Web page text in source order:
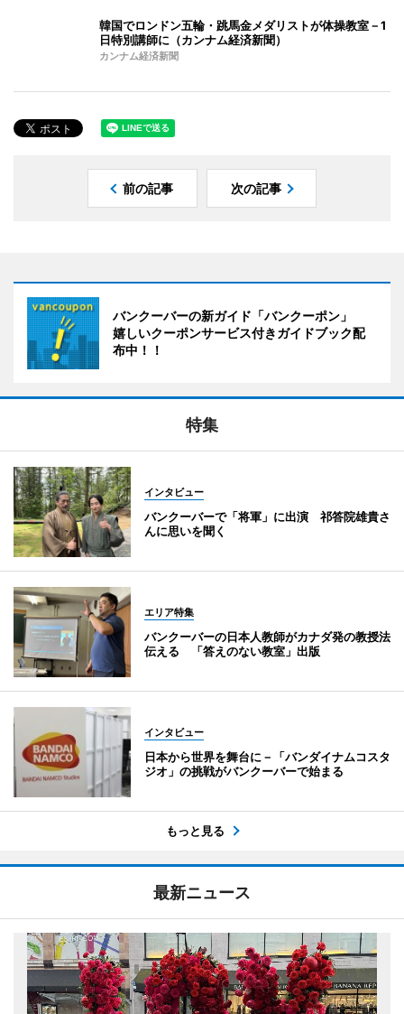
韓国でロンドン五輪・跳馬金メダリストが体操教室－1
日特別講師に（カンナム経済新聞）
カンナム経済新聞
前の記事 次の記事
バンクーバーの新ガイド「バンクーポン」
嬉しいクーポンサービス付きガイドブック配
布中！！
特集
インタビュー
バンクーバーで「将軍」に出演 祁答院雄貴さ
んに思いを聞く
エリア特集
バンクーバーの日本人教師がカナダ発の教授法
伝える 「答えのない教室」出版
インタビュー
日本から世界を舞台に－「バンダイナムコスタ
ジオ」の挑戦がバンクーバーで始まる
もっと見る
最新ニュース